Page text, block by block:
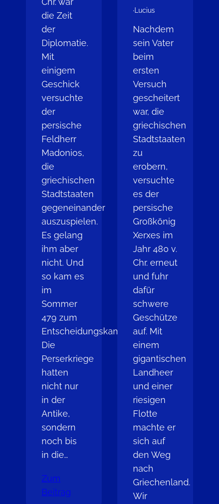
die Zeit
der
Diplomatie.
Mit
einigem
Geschick
versuchte
der
persische
Feldherr
Madonios,
die
griechischen
Stadtstaaten
gegeneinander
auszuspielen.
Es gelang
ihm aber
nicht. Und
so kam es
im
Sommer
479 zum
Entscheidungskampf.
Die
Perserkriege
hatten
nicht nur
in der
Antike,
sondern
noch bis
in die…
Zum
Beitrag
·Lucius
Nachdem
sein Vater
beim
ersten
Versuch
gescheitert
war, die
griechischen
Stadtstaaten
zu
erobern,
versuchte
es der
persische
Großkönig
Xerxes im
Jahr 480 v.
Chr. erneut
und fuhr
dafür
schwere
Geschütze
auf. Mit
einem
gigantischen
Landheer
und einer
riesigen
Flotte
machte er
sich auf
den Weg
nach
Griechenland.
Wir